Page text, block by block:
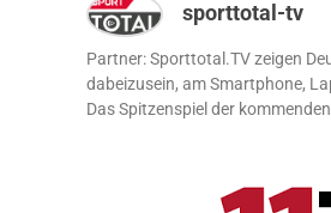
sporttotal-tv
Partner: Sporttotal.TV zeigen
dabeizusein, am Smartphone,
Das Spitzenspiel der